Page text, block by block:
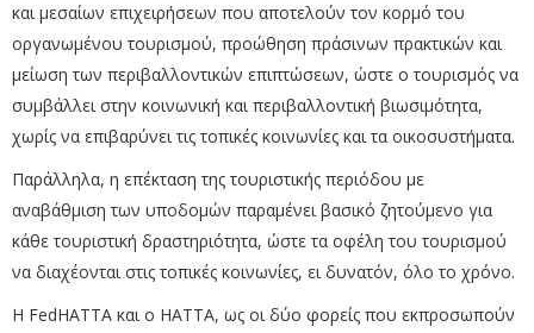
και μεσαίων επιχειρήσεων που αποτελούν τον κορμό του
οργανωμένου τουρισμού, προώθηση πράσινων πρακτικών και
μείωση των περιβαλλοντικών επιπτώσεων, ώστε ο τουρισμός να
συμβάλλει στην κοινωνική και περιβαλλοντική βιωσιμότητα,
χωρίς να επιβαρύνει τις τοπικές κοινωνίες και τα οικοσυστήματα.
Παράλληλα, η επέκταση της τουριστικής περιόδου με
αναβάθμιση των υποδομών παραμένει βασικό ζητούμενο για
κάθε τουριστική δραστηριότητα, ώστε τα οφέλη του τουρισμού
να διαχέονται στις τοπικές κοινωνίες, ει δυνατόν, όλο το χρόνο.
Η FedHATTA και ο ΗΑΤΤΑ, ως οι δύο φορείς που εκπροσωπούν